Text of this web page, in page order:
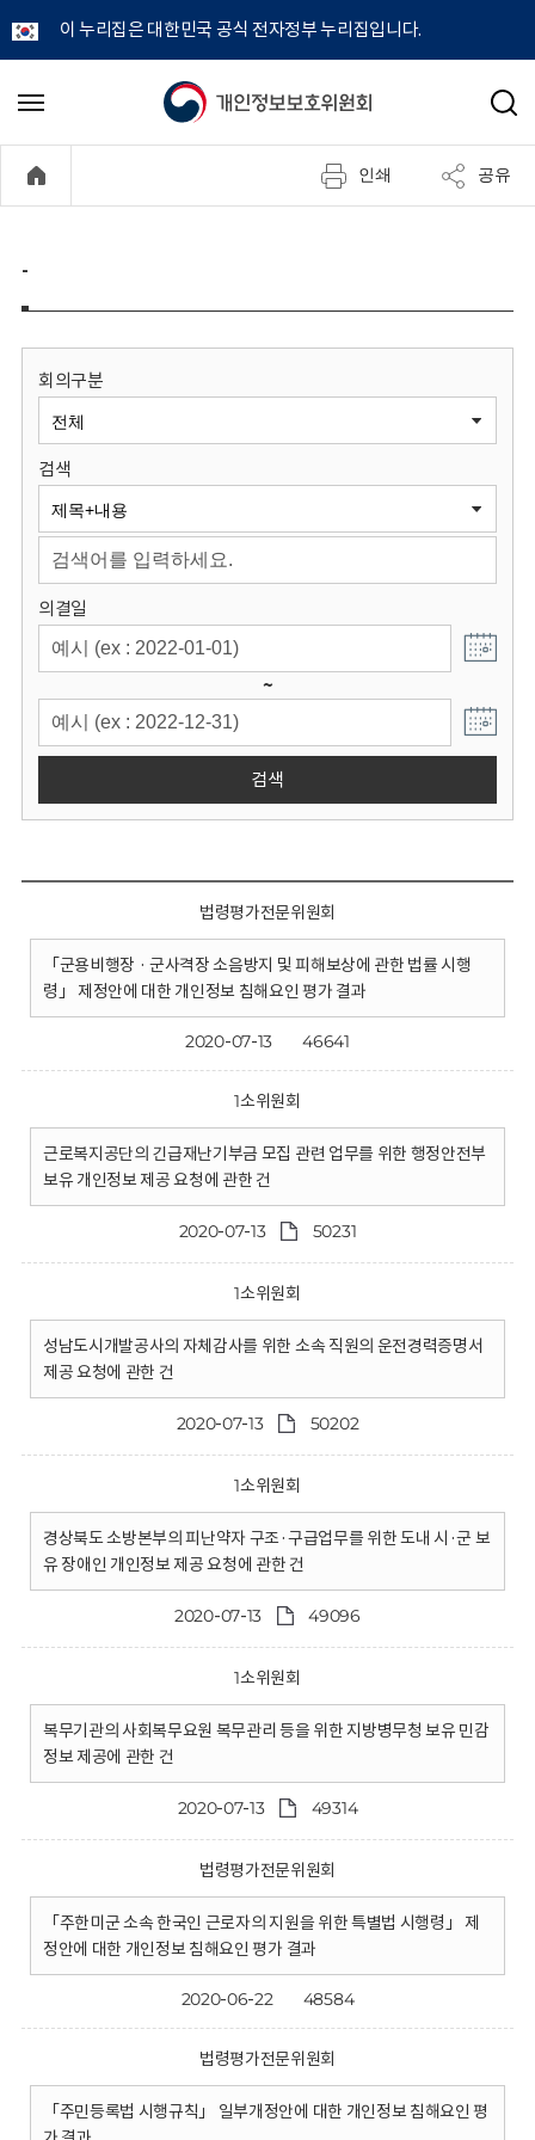
이 누리집은 대한민국 공식 전자정부 누리집입니다.
개
정
보
원
회
메
기
검
인쇄 공유
-
회의구분
검색
의결일
~
검색
법령평가전문위원회
「군용비행장 · 군사격장 소음방지 및 피해보상에 관한 법률 시행
령」 제정안에 대한 개인정보 침해요인 평가 결과
2020-07-13 46641
1소위원회
근로복지공단의 긴급재난기부금 모집 관련 업무를 위한 행정안전부
보유 개인정보 제공 요청에 관한 건
2020-07-13 50231
1소위원회
성남도시개발공사의 자체감사를 위한 소속 직원의 운전경력증명서
제공 요청에 관한 건
2020-07-13 50202
1소위원회
경상북도 소방본부의 피난약자 구조·구급업무를 위한 도내 시·군 보
유 장애인 개인정보 제공 요청에 관한 건
2020-07-13 49096
1소위원회
복무기관의 사회복무요원 복무관리 등을 위한 지방병무청 보유 민감
정보 제공에 관한 건
2020-07-13 49314
법령평가전문위원회
「주한미군 소속 한국인 근로자의 지원을 위한 특별법 시행령」 제
정안에 대한 개인정보 침해요인 평가 결과
2020-06-22 48584
법령평가전문위원회
「주민등록법 시행규칙」 일부개정안에 대한 개인정보 침해요인 평